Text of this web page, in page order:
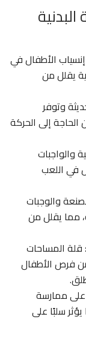
إنسياب الأطفال في
يقلل من
وتوفر
الحاجة إلى الحركة
والواجبات
في اللعب
والوجبات
مما يقلل من
قلة المساحات
من فرص الأطفال
ممارسة
سلبًا على